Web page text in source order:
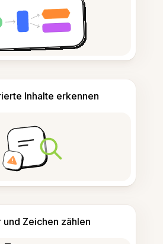
Inhalte erkennen
und Zeichen zählen